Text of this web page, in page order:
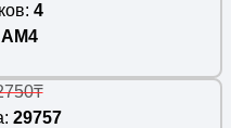
4
AM4
29757